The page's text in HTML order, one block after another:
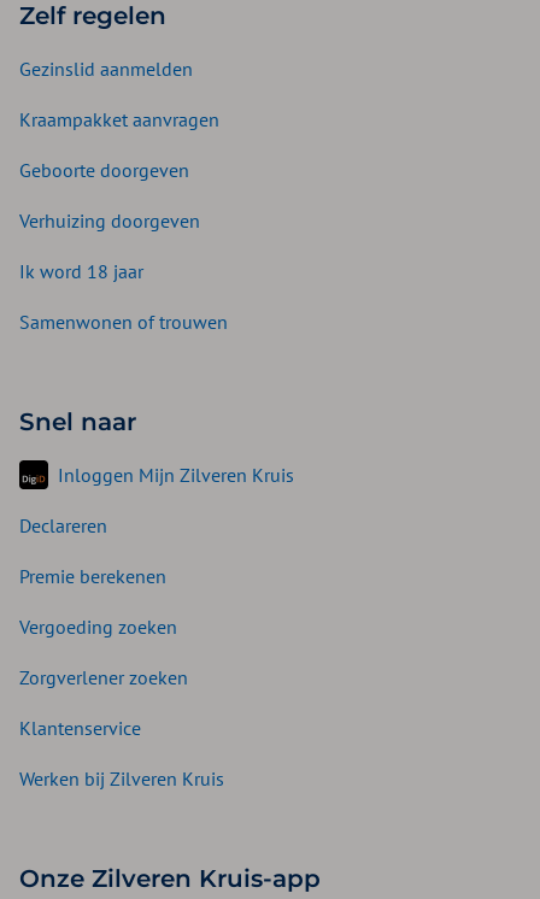
Zelf regelen
Gezinslid aanmelden
Kraampakket aanvragen
Geboorte doorgeven
Verhuizing doorgeven
Ik word 18 jaar
Samenwonen of trouwen
Snel naar
Inloggen Mijn Zilveren Kruis
Declareren
Premie berekenen
Vergoeding zoeken
Zorgverlener zoeken
Klantenservice
Werken bij Zilveren Kruis
Onze Zilveren Kruis-app